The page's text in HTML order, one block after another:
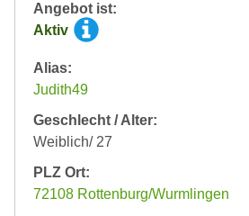
Angebot ist:
Aktiv
Alias:
Judith49
Geschlecht / Alter:
Weiblich/ 27
PLZ Ort:
72108 Rottenburg/Wurmlingen